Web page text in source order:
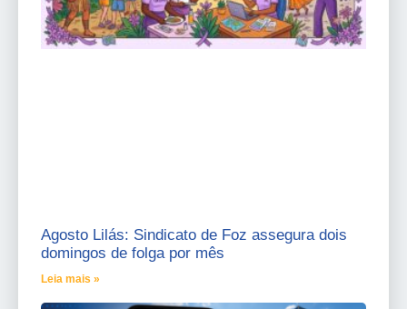
Agosto Lilás: Sindicato de Foz assegura dois
domingos de folga por mês
Leia mais »